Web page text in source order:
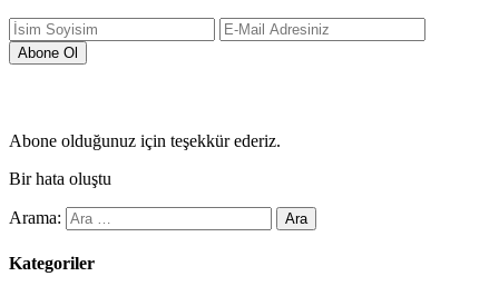
Abone olduğunuz için teşekkür ederiz.
Bir hata oluştu
Arama:
Kategoriler